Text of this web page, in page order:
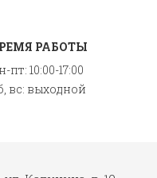
РАБОТЫ
пт: 10:00-17:00
вс: выходной